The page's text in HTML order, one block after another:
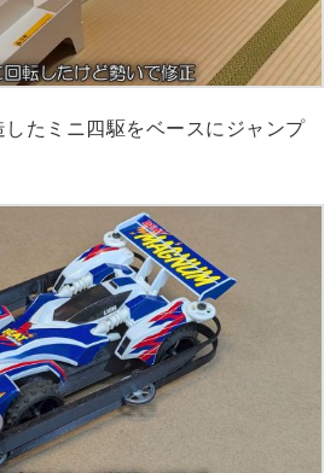
たミニ四駆をベースにジャンプ